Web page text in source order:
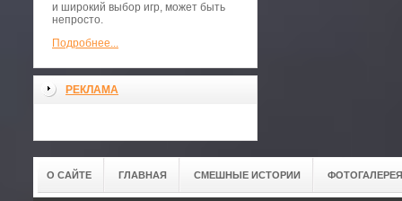
и широкий выбор игр, может быть
непросто.
Подробнее...
РЕКЛАМА
О САЙТЕ ГЛАВНАЯ СМЕШНЫЕ ИСТОРИИ ФОТОГАЛЕРЕЯ